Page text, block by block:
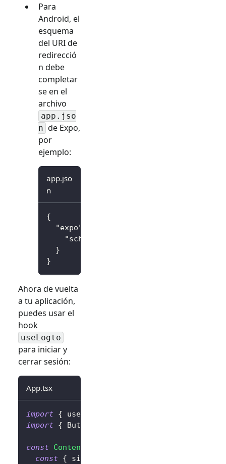
Para
Android, el
esquema
del URI de
redirecció
n debe
completar
se en el
archivo
app.jso
n de Expo,
por
ejemplo:
app.jso
n
{
"expo"
"scheme"
}
}
Ahora de vuelta
a tu aplicación,
puedes usar el
hook
useLogto
para iniciar y
cerrar sesión:
App.tsx
import { useLogto
import { Button
const Content
const { signIn